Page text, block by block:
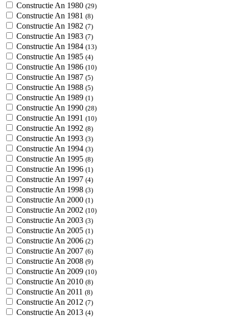
Constructie An 1980 (29)
Constructie An 1981 (8)
Constructie An 1982 (7)
Constructie An 1983 (7)
Constructie An 1984 (13)
Constructie An 1985 (4)
Constructie An 1986 (10)
Constructie An 1987 (5)
Constructie An 1988 (5)
Constructie An 1989 (1)
Constructie An 1990 (28)
Constructie An 1991 (10)
Constructie An 1992 (8)
Constructie An 1993 (3)
Constructie An 1994 (3)
Constructie An 1995 (8)
Constructie An 1996 (1)
Constructie An 1997 (4)
Constructie An 1998 (3)
Constructie An 2000 (1)
Constructie An 2002 (10)
Constructie An 2003 (3)
Constructie An 2005 (1)
Constructie An 2006 (2)
Constructie An 2007 (6)
Constructie An 2008 (9)
Constructie An 2009 (10)
Constructie An 2010 (8)
Constructie An 2011 (8)
Constructie An 2012 (7)
Constructie An 2013 (4)